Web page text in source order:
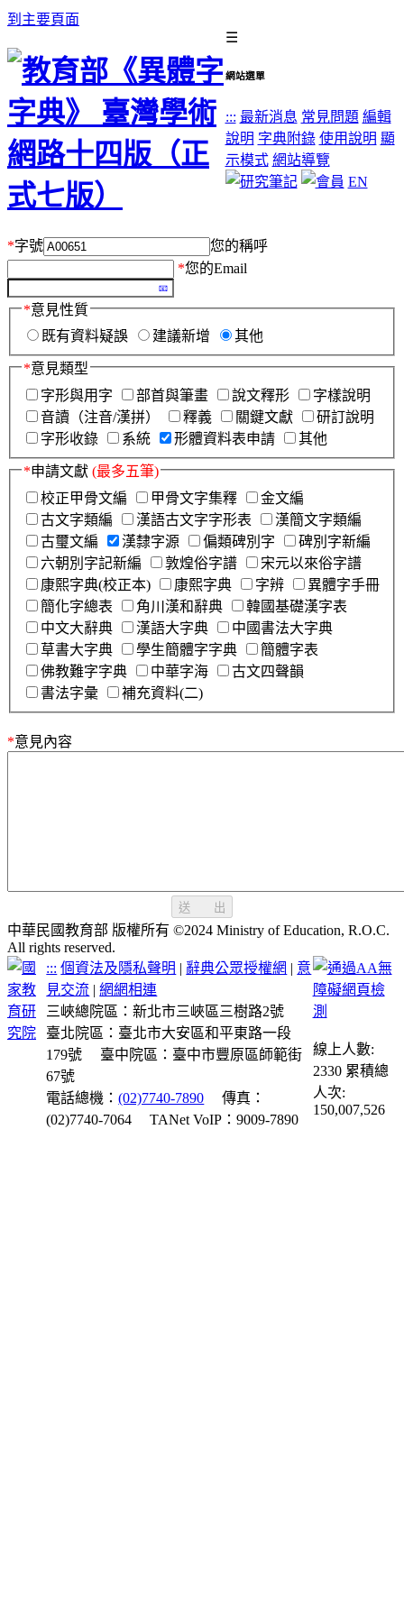
到主要頁面
☰
網站選單
::: 最新消息 常見問題 編輯
說明 字典附錄 使用說明 顯
示模式 網站導覽
EN
*字號
您的稱呼
*您的Email
*意見性質
既有資料疑誤
建議新增 其他
*意見類型
字形與用字
部首與筆畫 說文釋形
字樣說明
音讀（注音/漢拼）
釋義 關鍵文獻
研訂說明
字形收錄
系統 形體資料表申請 其他
*申請文獻 (最多五筆)
校正甲骨文編
甲骨文字集釋
金文編
古文字類編
漢語古文字字形表
漢簡文字類編
古璽文編
漢隸字源 偏類碑別字
碑別字新編
六朝別字記新編
敦煌俗字譜
宋元以來俗字譜
康熙字典(校正本)
康熙字典 字辨
異體字手冊
簡化字總表
角川漢和辭典
韓國基礎漢字表
中文大辭典
漢語大字典
中國書法大字典
草書大字典
學生簡體字字典
簡體字表
佛教難字字典
中華字海
古文四聲韻
書法字彙
補充資料(二)
*意見內容
送 出
中華民國教育部 版權所有 ©2024 Ministry of Education, R.O.C.
All rights reserved.
::: 個資法及隱私聲明 | 辭典公眾授權網 | 意
見交流 |網網相連
三峽總院區：新北市三峽區三樹路2號
臺北院區：臺北市大安區和平東路一段
179號
臺中院區：臺中市豐原區師範街
67號
電話總機：(02)7740-7890
傳真：
(02)7740-7064
TANet VoIP：9009-7890
線上人數:
2330 累積總
人次:
150,007,526